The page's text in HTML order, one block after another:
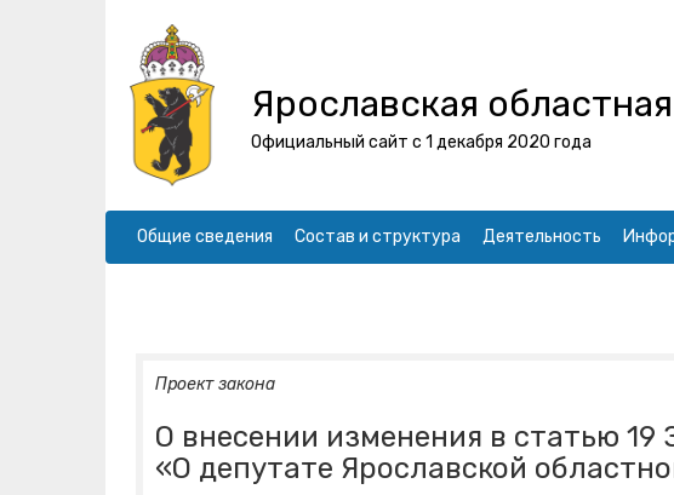
Ярославская
Официальный сайт с 1 декабря 2020 года
Общие сведения Состав и структура Деятельность
Проект закона
О внесении изменения в статью 19
«О депутате Ярославской